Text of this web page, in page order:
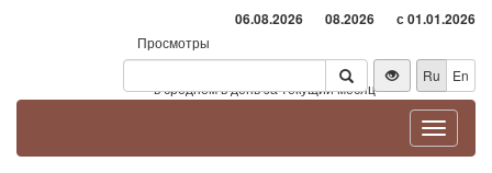
06.08.2026 08.2026 с 01.01.2026
Просмотры
Посетители
* - в среднем в день за текущий месяц
Ru En
Toggle